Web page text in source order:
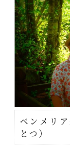
ベンメリ
とつ）